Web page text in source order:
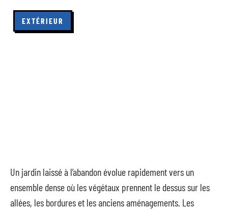
EXTÉRIEUR
Un jardin laissé à l’abandon évolue rapidement vers un
ensemble dense où les végétaux prennent le dessus sur les
allées, les bordures et les anciens aménagements. Les